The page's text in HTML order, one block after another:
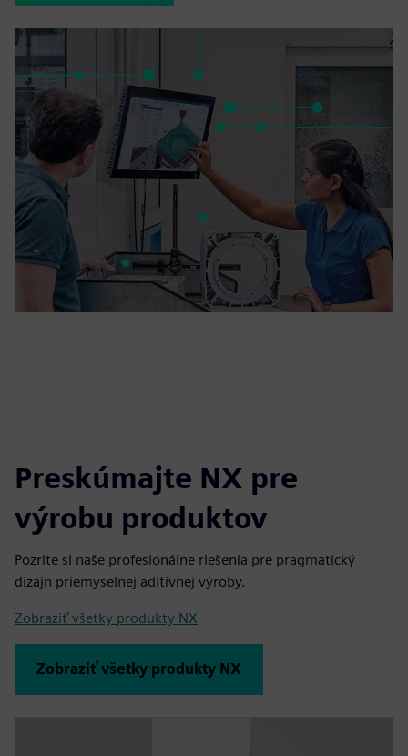
Preskúmajte NX pre
výrobu produktov
Pozrite si naše profesionálne riešenia pre pragmatický
dizajn priemyselnej aditívnej výroby.
Zobraziť všetky produkty NX
Zobraziť všetky produkty NX